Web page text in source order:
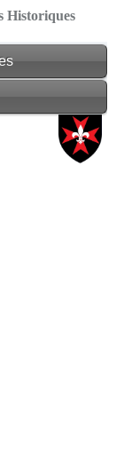
Historiques